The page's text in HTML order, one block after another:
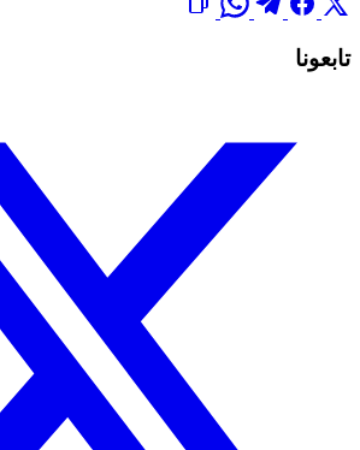
تابعونا